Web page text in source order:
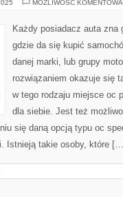
MOŻLIWOŚĆ
Każdy posiadacz auta zna
gdzie da się kupić
danej marki, lub grupy
rozwiązaniem okazuje się
w tego rodzaju miejsce oc
dla siebie. Jest też
się daną opcją typu oc
Istnieją takie osoby, które